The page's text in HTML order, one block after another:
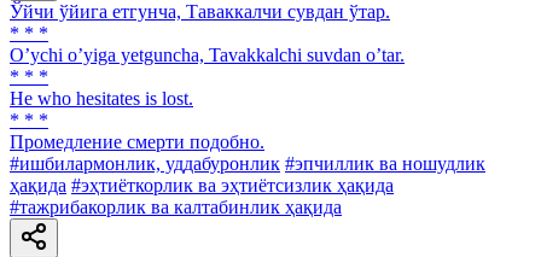
Ўйчи ўйига етгунча, Таваккалчи сувдан ўтар.
* * *
Oʼychi oʼyiga yetguncha, Tavakkalchi suvdan oʼtar.
* * *
He who hesitates is lost.
* * *
Промедление смерти подобно.
#ишбилармонлик, уддабуронлик #эпчиллик ва ношудлик
ҳақида #эҳтиёткорлик ва эҳтиётсизлик ҳақида
#тажрибакорлик ва калтабинлик ҳақида